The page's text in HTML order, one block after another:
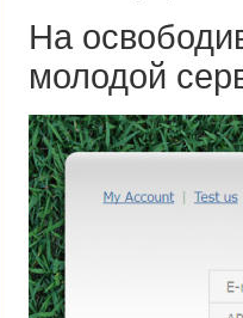
На
молодой